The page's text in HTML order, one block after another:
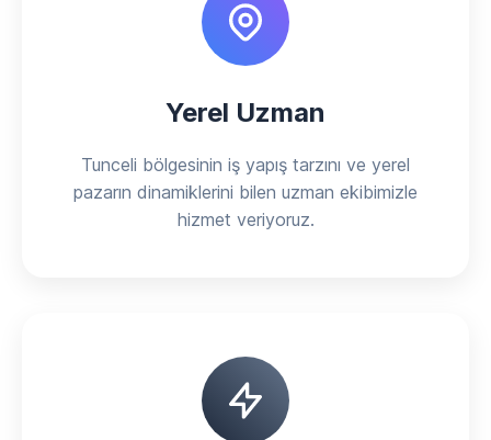
Yerel Uzman
Tunceli bölgesinin iş yapış tarzını ve yerel
pazarın dinamiklerini bilen uzman ekibimizle
hizmet veriyoruz.